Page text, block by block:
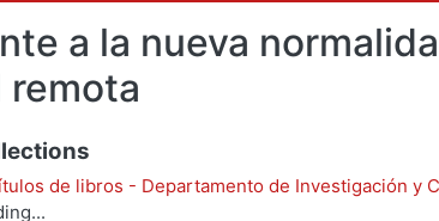
a la nueva
de libros - Departamento de Investigación y